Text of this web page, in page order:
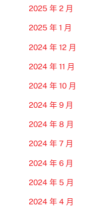
2025 年 2 月
2025 年 1 月
2024 年 12 月
2024 年 11 月
2024 年 10 月
2024 年 9 月
2024 年 8 月
2024 年 7 月
2024 年 6 月
2024 年 5 月
2024 年 4 月